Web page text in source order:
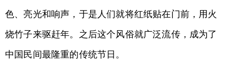
色、亮光和响声，于是人们就将红纸贴在门前，用火
烧竹子来驱赶年。之后这个风俗就广泛流传，成为了
中国民间最隆重的传统节日。